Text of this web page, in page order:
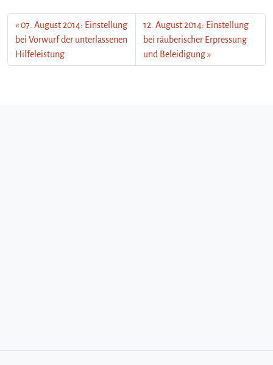
07. August 2014: Einstellung
bei Vorwurf der unterlassenen
Hilfeleistung
12. August 2014: Einstellung
bei räuberischer Erpressung
und Beleidigung